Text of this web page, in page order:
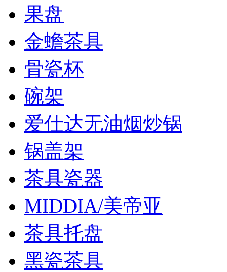
果盘
金蟾茶具
骨瓷杯
碗架
爱仕达无油烟炒锅
锅盖架
茶具瓷器
MIDDIA/美帝亚
茶具托盘
黑瓷茶具